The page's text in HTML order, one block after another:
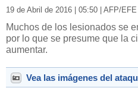
19 de Abril de 2016 | 05:50 | AFP/EFE
Muchos de los lesionados se
por lo que se presume que la
aumentar.
Vea las imágenes del